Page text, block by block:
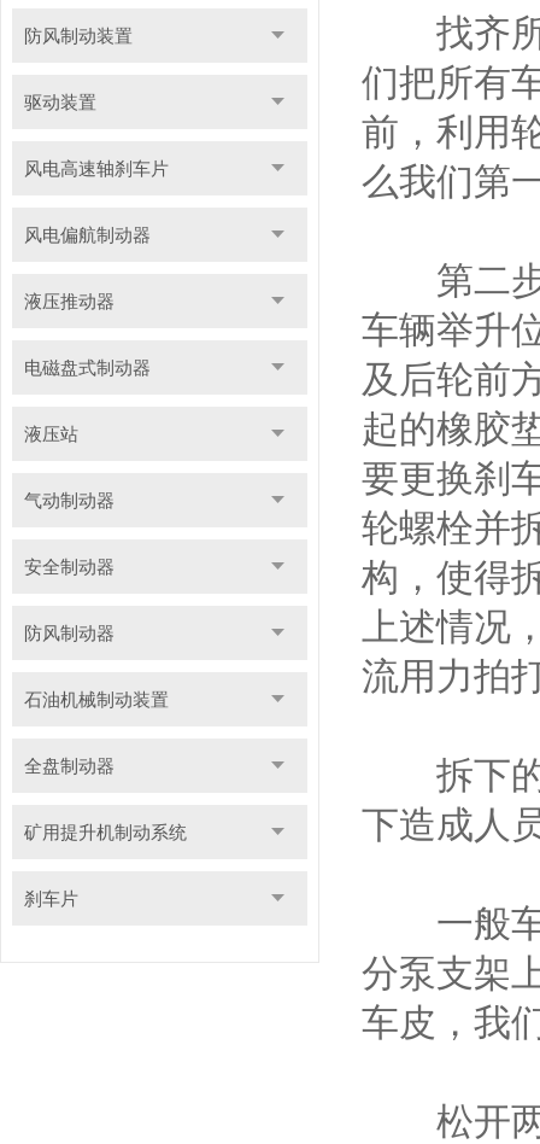
防风制动装置
驱动装置
风电高速轴刹车片
风电偏航制动器
液压推动器
电磁盘式制动器
液压站
气动制动器
安全制动器
防风制动器
石油机械制动装置
全盘制动器
矿用提升机制动系统
刹车片
找齐所
们把所有
前，利用
么我们第
第二步
车辆举升
及后轮前
起的橡胶
要更换刹
轮螺栓并
构，使得
上述情况
流用力拍
拆下的
下造成人
一般车
分泵支架
车皮，我
松开两